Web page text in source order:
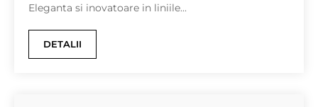
Eleganta si inovatoare in liniile...
DETALII